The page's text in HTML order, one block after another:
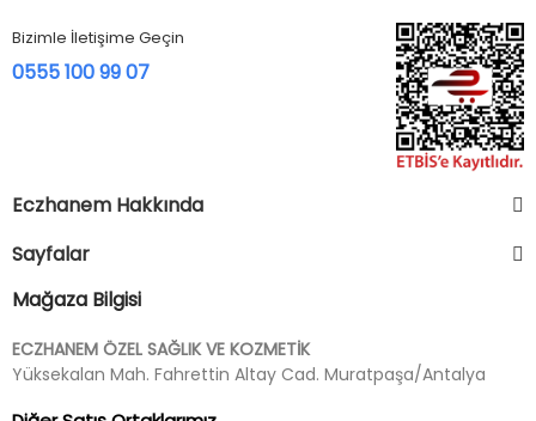
Bizimle İletişime Geçin
0555 100 99 07
Eczhanem Hakkında
Sayfalar
Mağaza Bilgisi
ECZHANEM ÖZEL SAĞLIK VE KOZMETİK
Yüksekalan Mah. Fahrettin Altay Cad. Muratpaşa/Antalya